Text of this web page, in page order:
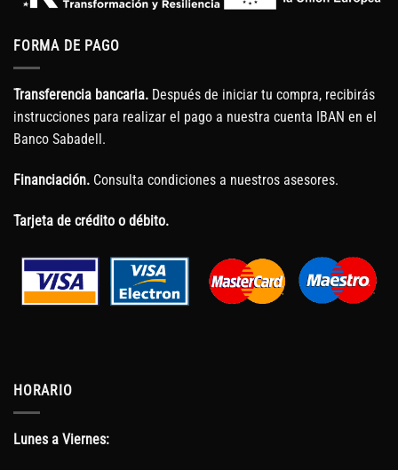
FORMA DE PAGO
Transferencia bancaria. Después de iniciar tu compra, recibirás
instrucciones para realizar el pago a nuestra cuenta IBAN en el
Banco Sabadell.
Financiación. Consulta condiciones a nuestros asesores.
Tarjeta de crédito o débito.
HORARIO
Lunes a Viernes: